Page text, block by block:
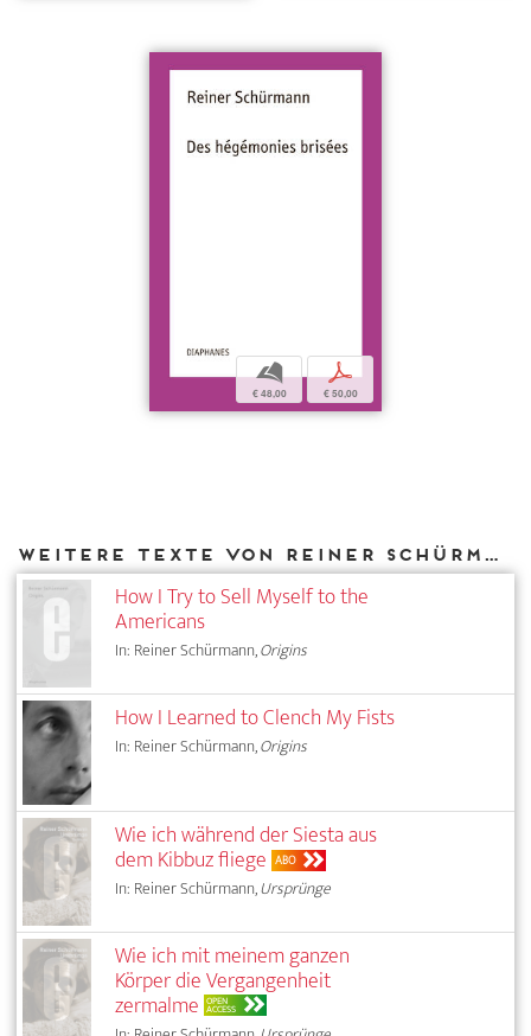
b
€ 48,00
p
€ 50,00
Weitere Texte von Reiner Schürmann bei DIAPHANES
How I Try to Sell Myself to the
Americans
In: Reiner Schürmann,Origins
How I Learned to Clench My Fists
In: Reiner Schürmann,Origins
Wie ich während der Siesta aus
dem Kibbuz fliege ABO
In: Reiner Schürmann,Ursprünge
Wie ich mit meinem ganzen
Körper die Vergangenheit
zermalme OPEN
ACCESS